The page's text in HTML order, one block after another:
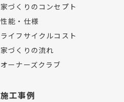
家づくりのコンセプト
性能・仕様
ライフサイクルコスト
家づくりの流れ
オーナーズクラブ
施工事例